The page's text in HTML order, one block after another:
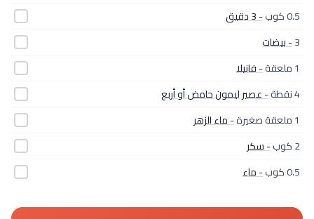
0.5 كوب
- 3 دقيق
3- بيضات
1 ملعقة
- فانيلا
4 نقطة
- عصير ليمون حامض أو أربع
1 ملعقة صغيرة
- ماء الزهر
2 كوب
- سكر
0.5 كوب
- ماء